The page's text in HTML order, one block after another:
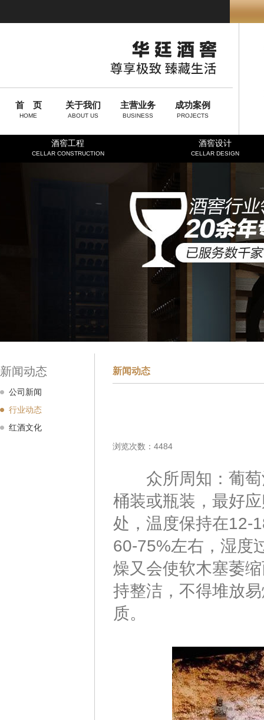
首 页
HOME
关于我们
ABOUT US
主营业务
BUSINESS
成功案例
PROJECTS
酒窖工程
CELLAR CONSTRUCTION
酒窖设计
CELLAR DESIGN
新闻动态
公司新闻
行业动态
红酒文化
新闻动态
浏览次数：4484
众所周知：葡萄
桶装或瓶装，最好
处，温度保持在12-
60-75%左右，湿度
燥又会使软木塞萎
持整洁，不得堆放
质。